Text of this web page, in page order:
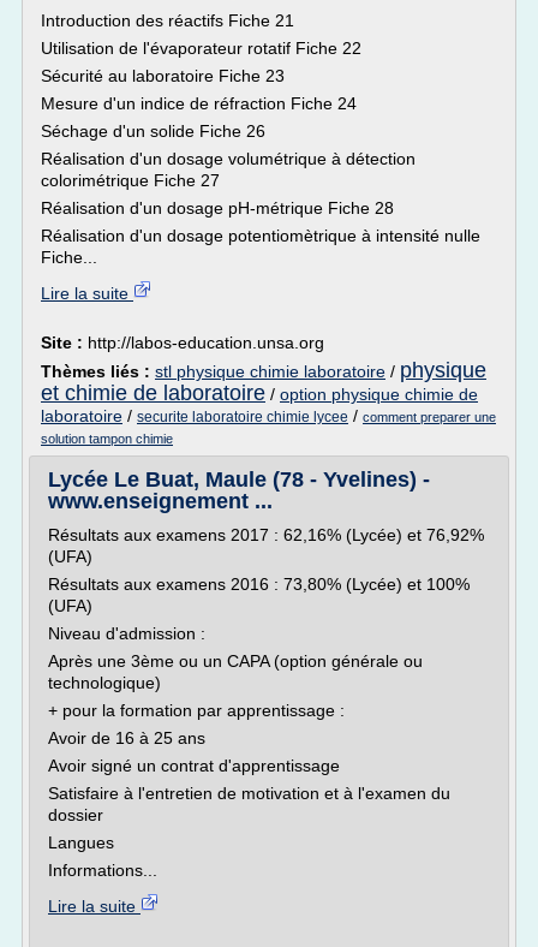
Introduction des réactifs Fiche 21
Utilisation de l'évaporateur rotatif Fiche 22
Sécurité au laboratoire Fiche 23
Mesure d'un indice de réfraction Fiche 24
Séchage d'un solide Fiche 26
Réalisation d'un dosage volumétrique à détection
colorimétrique Fiche 27
Réalisation d'un dosage pH-métrique Fiche 28
Réalisation d'un dosage potentiomètrique à intensité nulle
Fiche...
Lire la suite
Site : http://labos-education.unsa.org
Thèmes liés : stl physique chimie laboratoire / physique
et chimie de laboratoire / option physique chimie de
laboratoire / securite laboratoire chimie lycee / comment preparer une
solution tampon chimie
Lycée Le Buat, Maule (78 - Yvelines) -
www.enseignement ...
Résultats aux examens 2017 : 62,16% (Lycée) et 76,92%
(UFA)
Résultats aux examens 2016 : 73,80% (Lycée) et 100%
(UFA)
Niveau d'admission :
Après une 3ème ou un CAPA (option générale ou
technologique)
+ pour la formation par apprentissage :
Avoir de 16 à 25 ans
Avoir signé un contrat d'apprentissage
Satisfaire à l'entretien de motivation et à l'examen du
dossier
Langues
Informations...
Lire la suite